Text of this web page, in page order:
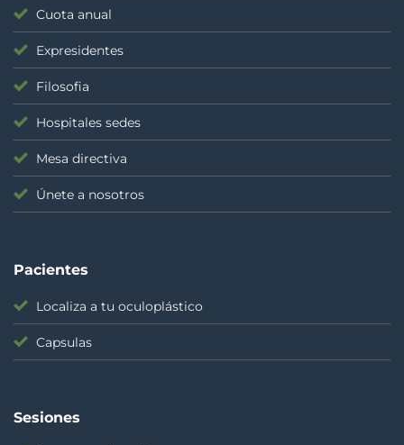
Cuota anual
Expresidentes
Filosofia
Hospitales sedes
Mesa directiva
Únete a nosotros
Pacientes
Localiza a tu oculoplástico
Capsulas
Sesiones